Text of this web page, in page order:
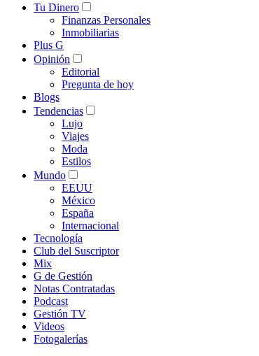
Tu Dinero
Finanzas Personales
Inmobiliarias
Plus G
Opinión
Editorial
Pregunta de hoy
Blogs
Tendencias
Lujo
Viajes
Moda
Estilos
Mundo
EEUU
México
España
Internacional
Tecnología
Club del Suscriptor
Mix
G de Gestión
Notas Contratadas
Podcast
Gestión TV
Videos
Fotogalerías